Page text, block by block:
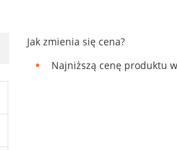
Jak zmienia się cena?
Najniższą cenę produktu